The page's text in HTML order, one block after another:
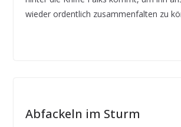
wieder ordentlich zusammenfalten zu
Abfackeln im Sturm